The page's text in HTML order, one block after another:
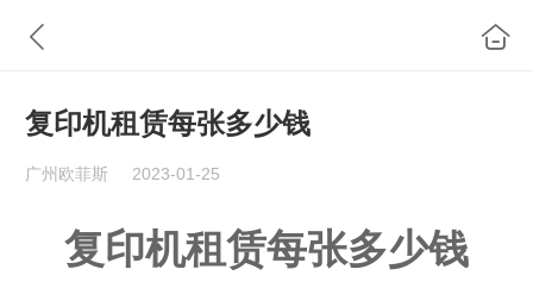
复印机租赁每张多少钱
广州欧菲斯 2023-01-25
复印机租赁每张多少钱